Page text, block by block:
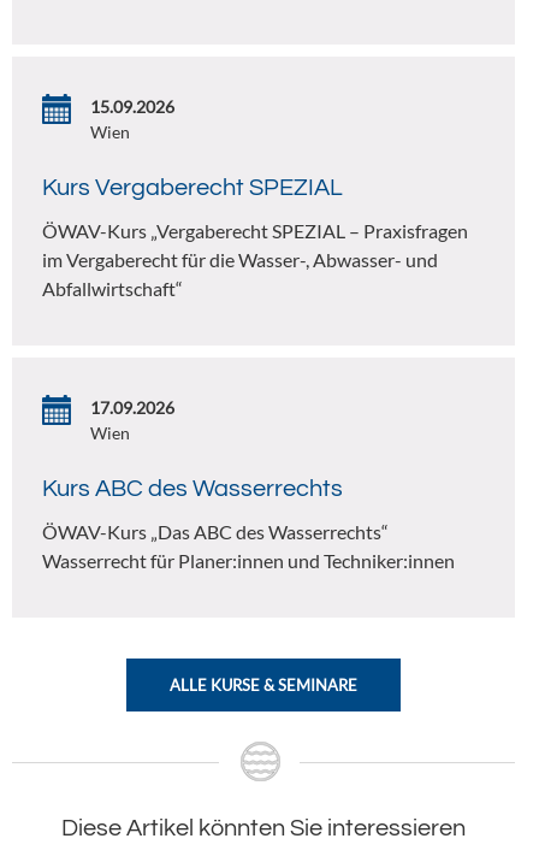
15.09.2026
Wien
Kurs Vergaberecht SPEZIAL
ÖWAV-Kurs „Vergaberecht SPEZIAL – Praxisfragen
im Vergaberecht für die Wasser-, Abwasser- und
Abfallwirtschaft“
17.09.2026
Wien
Kurs ABC des Wasserrechts
ÖWAV-Kurs „Das ABC des Wasserrechts“
Wasserrecht für Planer:innen und Techniker:innen
ALLE KURSE & SEMINARE
Diese Artikel könnten Sie interessieren